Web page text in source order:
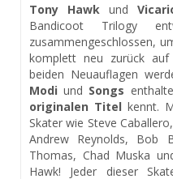
Tony Hawk und
Bandicoot Trilogy
zusammengeschlossen,
komplett neu zurück
beiden Neuauflagen
Modi und Songs
originalen Titel kennt.
Skater wie Steve
Andrew Reynolds, Bob
Thomas, Chad Muska
Hawk! Jeder dieser